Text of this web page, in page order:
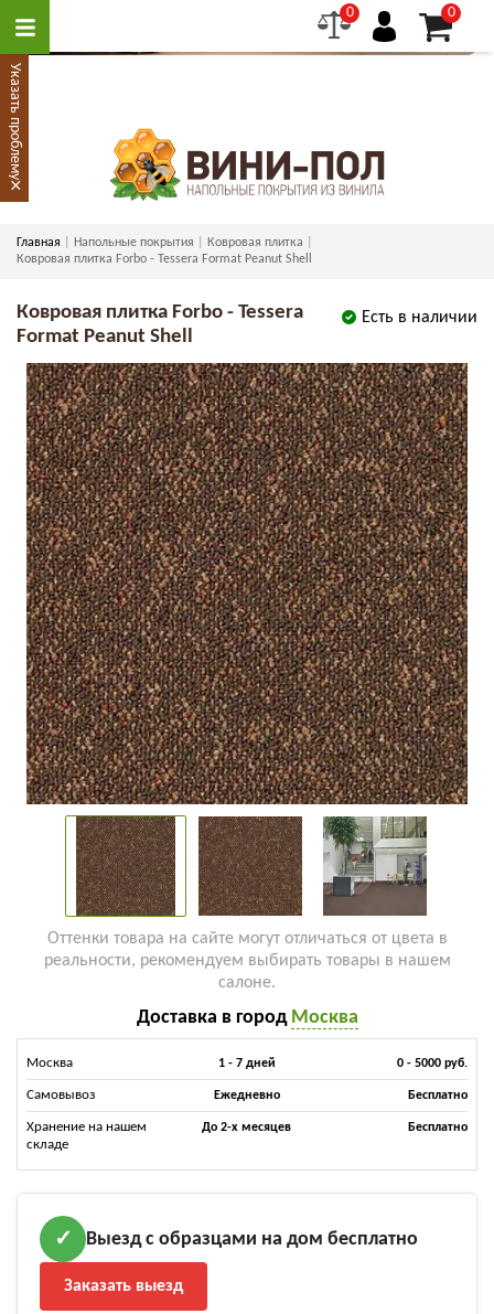
0 0
Главная Напольные покрытия
Ковровая плитка
Ковровая плитка Forbo - Tessera Format Peanut Shell
Есть в наличии
Ковровая плитка Forbo - Tessera
Format Peanut Shell
Оттенки товара на сайте могут отличаться от цвета в
реальности, рекомендуем выбирать товары в нашем
салоне.
Доставка в город Москва
Москва 1 - 7 дней 0 - 5000 руб.
Самовывоз Ежедневно Бесплатно
Хранение на нашем
складе
До 2-х месяцев Бесплатно
✓ Выезд с образцами на дом бесплатно
Заказать выезд
Указать проблему
×